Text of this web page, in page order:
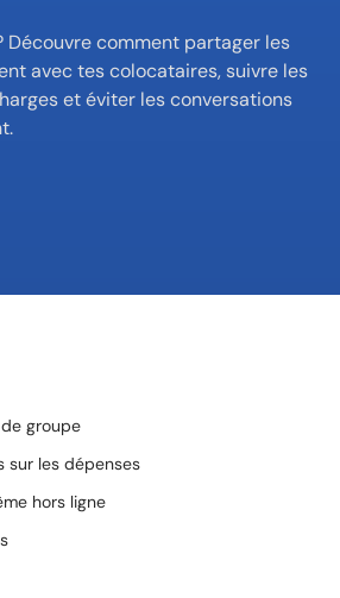
Découvre comment partager les
avec tes colocataires, suivre les
et éviter les conversations
groupe
sur les dépenses
hors ligne